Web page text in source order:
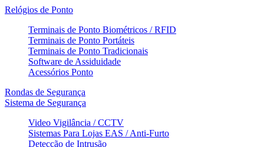
Relógios de Ponto
Terminais de Ponto Biométricos / RFID
Terminais de Ponto Portáteis
Terminais de Ponto Tradicionais
Software de Assiduidade
Acessórios Ponto
Rondas de Segurança
Sistema de Segurança
Video Vigilância / CCTV
Sistemas Para Lojas EAS / Anti-Furto
Detecção de Intrusão